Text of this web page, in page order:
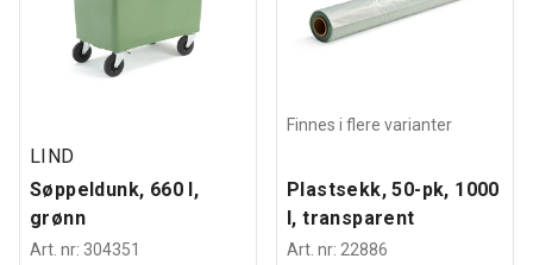
LIND
Søppeldunk, 660 l,
grønn
Art. nr: 304351
Finnes i flere varianter
Plastsekk, 50-pk, 1000
l, transparent
Art. nr: 22886